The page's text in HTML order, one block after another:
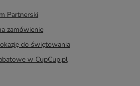
Partnerski
zamówienie
do świętowania
w CupCup.pl